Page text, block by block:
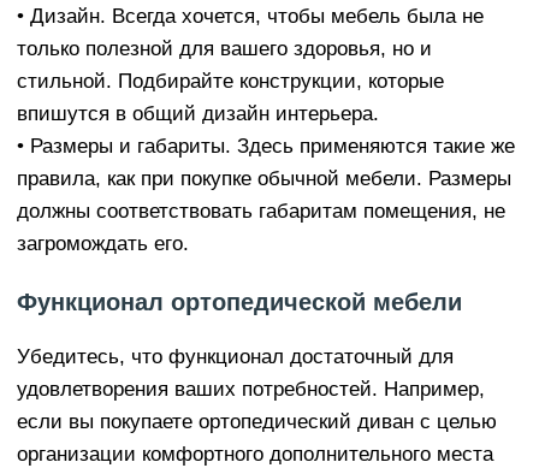
• Дизайн. Всегда хочется, чтобы мебель была не
только полезной для вашего здоровья, но и
стильной. Подбирайте конструкции, которые
впишутся в общий дизайн интерьера.
• Размеры и габариты. Здесь применяются такие же
правила, как при покупке обычной мебели. Размеры
должны соответствовать габаритам помещения, не
загромождать его.
Функционал ортопедической мебели
Убедитесь, что функционал достаточный для
удовлетворения ваших потребностей. Например,
если вы покупаете ортопедический диван с целью
организации комфортного дополнительного места